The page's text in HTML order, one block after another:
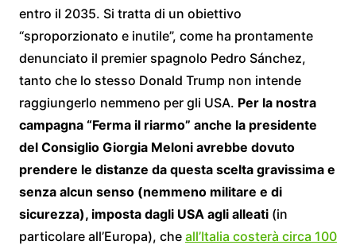
entro il 2035. Si tratta di un obiettivo
“sproporzionato e inutile”, come ha prontamente
denunciato il premier spagnolo Pedro Sánchez,
tanto che lo stesso Donald Trump non intende
raggiungerlo nemmeno per gli USA. Per la nostra
campagna “Ferma il riarmo” anche la presidente
del Consiglio Giorgia Meloni avrebbe dovuto
prendere le distanze da questa scelta gravissima e
senza alcun senso (nemmeno militare e di
sicurezza), imposta dagli USA agli alleati(in
particolare all’Europa), che all’Italia costerà circa 100